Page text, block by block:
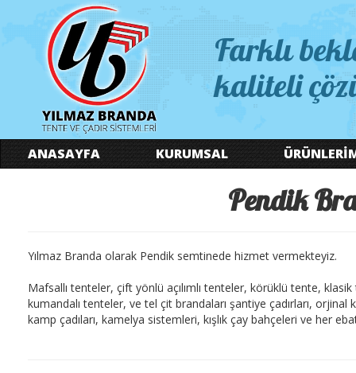
Farklı
kaliteli
ANASAYFA KURUMSAL
Pendik
Yılmaz Branda olarak Pendik semtinede hizmet vermekteyiz.
Mafsallı tenteler, çift yönlü açılımlı tenteler, körüklü tente,
kumandalı tenteler, ve tel çit brandaları şantiye çadırları,
kamp çadıları, kamelya sistemleri, kışlık çay bahçeleri ve her